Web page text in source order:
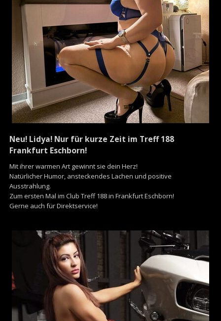
Neu! Lidya! Nur für kurze Zeit im Treff 188
Frankfurt Eschborn!
Mit ihrer warmen Art gewinnt sie dein Herz!
Natürlicher Humor, ansteckendes Lachen und positive
Ausstrahlung.
Zum ersten Mal im Club Treff 188 in Frankfurt Eschborn!
Gerne auch für Direktservice!